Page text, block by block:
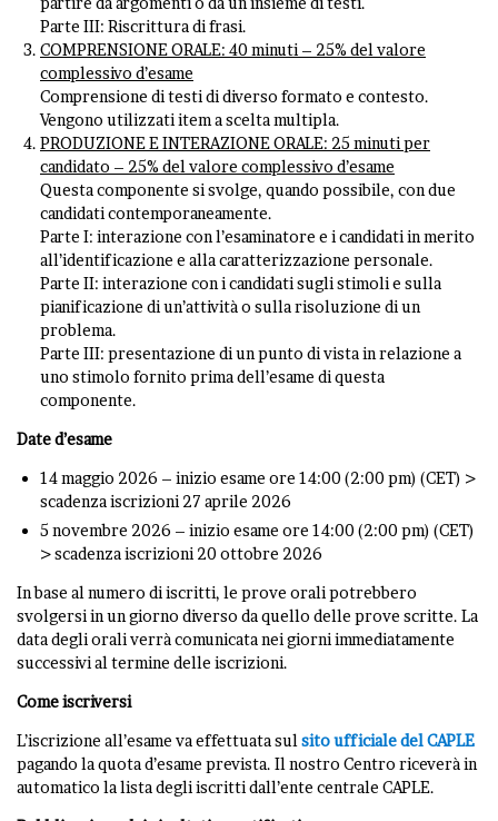
Parte III: Riscrittura di frasi.
COMPRENSIONE ORALE: 40 minuti – 25% del valore
complessivo d’esame
Comprensione di testi di diverso formato e contesto.
Vengono utilizzati item a scelta multipla.
PRODUZIONE E INTERAZIONE ORALE: 25 minuti per
candidato – 25% del valore complessivo d’esame
Questa componente si svolge, quando possibile, con due
candidati contemporaneamente.
Parte I: interazione con l’esaminatore e i candidati in merito
all’identificazione e alla caratterizzazione personale.
Parte II: interazione con i candidati sugli stimoli e sulla
pianificazione di un’attività o sulla risoluzione di un
problema.
Parte III: presentazione di un punto di vista in relazione a
uno stimolo fornito prima dell’esame di questa
componente.
Date d’esame
14 maggio 2026 – inizio esame ore 14:00 (2:00 pm) (CET) >
scadenza iscrizioni 27 aprile 2026
5 novembre 2026 – inizio esame ore 14:00 (2:00 pm) (CET)
> scadenza iscrizioni 20 ottobre 2026
In base al numero di iscritti, le prove orali potrebbero
svolgersi in un giorno diverso da quello delle prove scritte. La
data degli orali verrà comunicata nei giorni immediatamente
successivi al termine delle iscrizioni.
Come iscriversi
L’iscrizione all’esame va effettuata sul sito ufficiale del CAPLE
pagando la quota d’esame prevista. Il nostro Centro riceverà in
automatico la lista degli iscritti dall’ente centrale CAPLE.